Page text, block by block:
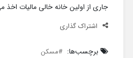
جاری از اولین خانه خالی مالیات اخذ
اشتراک گذاری
برچسب‌ها: مسکن